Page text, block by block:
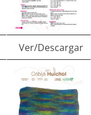
Ver/Descargar